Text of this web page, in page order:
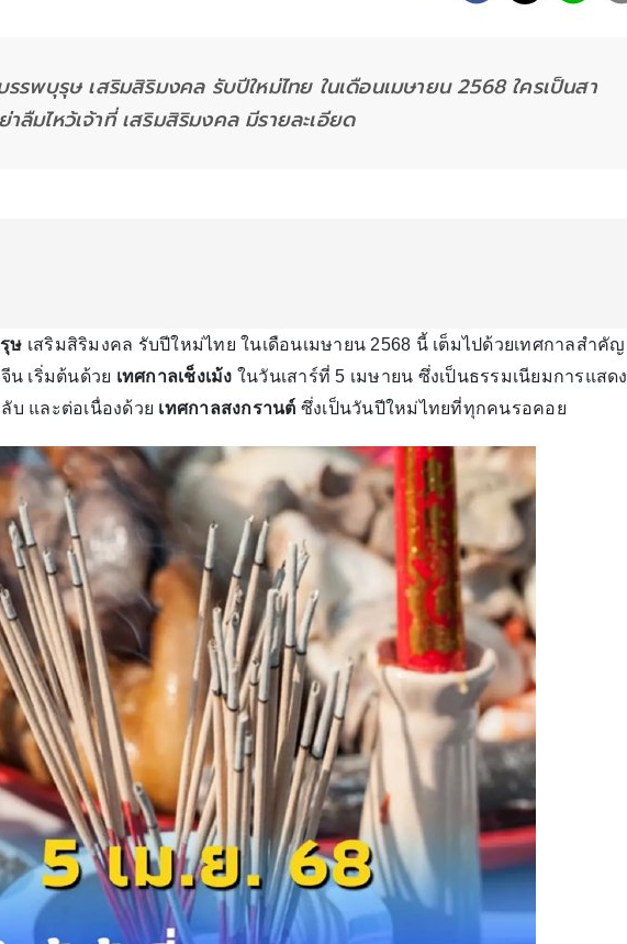
รรพบุรุษ เสริมสิริมงคล รับปีใหม่ไทย ในเดือนเมษายน 2568 ใครเป็นสา
ลืมไหว้เจ้าที่ เสริมสิริมงคล มีรายละเอียด
ษ เสริมสิริมงคล รับปีใหม่ไทย ในเดือนเมษายน 2568 นี้ เต็มไปด้วยเทศกาลสำคัญ
น เริ่มต้นด้วย เทศกาลเช็งเม้ง ในวันเสาร์ที่ 5 เมษายน ซึ่งเป็นธรรมเนียมการแสดง
และต่อเนื่องด้วย เทศกาลสงกรานต์ ซึ่งเป็นวันปีใหม่ไทยที่ทุกคนรอคอย